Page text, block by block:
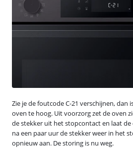
Zie je de foutcode C-21 verschijnen, dan
oven te hoog. Uit voorzorg zet de oven
de stekker uit het stopcontact en laat de
na een paar uur de stekker weer in het
opnieuw aan. De storing is nu weg.